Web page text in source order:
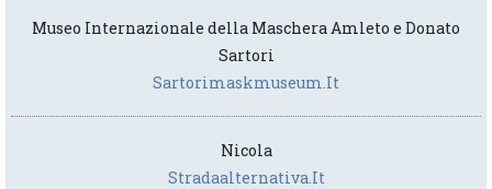
Museo Internazionale della Maschera Amleto e Donato
Sartori
Sartorimaskmuseum.it
Nicola
Stradaalternativa.it